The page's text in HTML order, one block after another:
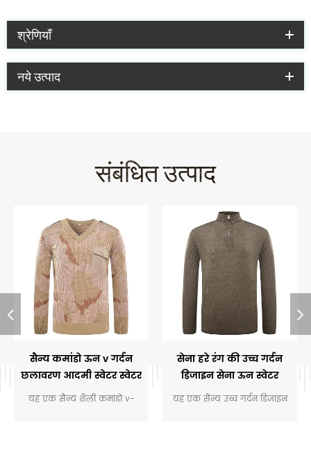
श्रेणियाँ
नये उत्पाद
संबंधित उत्पाद
सैन्य कमांडो ऊन v गर्दन
छलावरण आदमी स्वेटर स्वेटर
यह एक सैन्य शैली कमांडो v-
सेना हरे रंग की उच्च गर्दन
डिजाइन सेना ऊन स्वेटर
यह एक सैन्य उच्च गर्दन डिजाइन